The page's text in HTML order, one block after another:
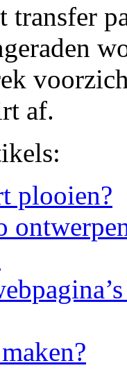
transfer
af.
plooien?